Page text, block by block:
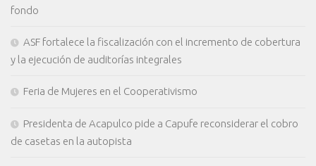
fondo
ASF fortalece la fiscalización con el incremento de cobertura
y la ejecución de auditorías integrales
Feria de Mujeres en el Cooperativismo
Presidenta de Acapulco pide a Capufe reconsiderar el cobro
de casetas en la autopista